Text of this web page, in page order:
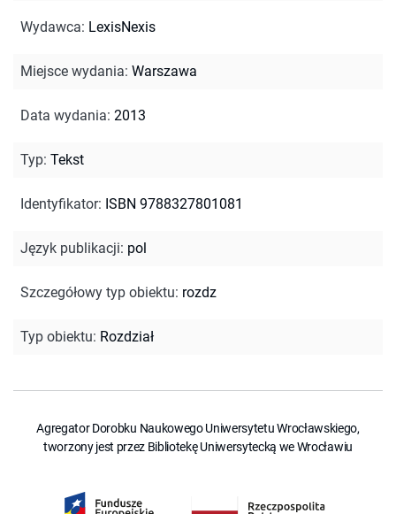
Wydawca: LexisNexis
Miejsce wydania: Warszawa
Data wydania: 2013
Typ: Tekst
Identyfikator: ISBN 9788327801081
Język publikacji: pol
Szczegółowy typ obiektu: rozdz
Typ obiektu: Rozdział
Agregator Dorobku Naukowego Uniwersytetu Wrocławskiego,
tworzony jest przez Bibliotekę Uniwersytecką we Wrocławiu